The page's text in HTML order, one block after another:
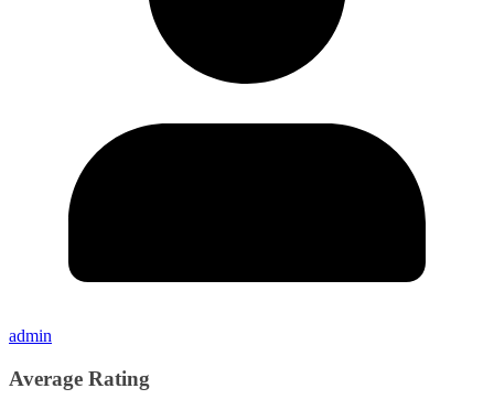
admin
Average Rating